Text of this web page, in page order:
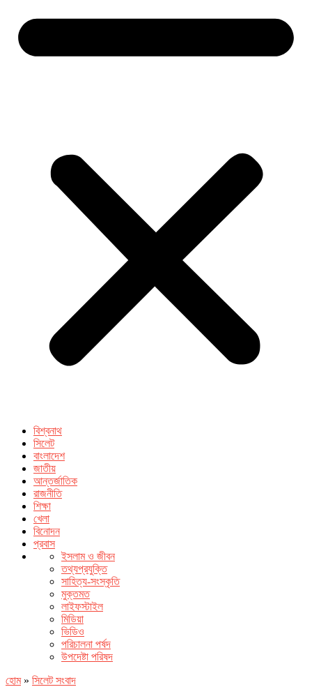
বিশ্বনাথ
সিলেট
বাংলাদেশ
জাতীয়
আন্তর্জাতিক
রাজনীতি
শিক্ষা
খেলা
বিনোদন
প্রবাস
ইসলাম ও জীবন
তথ্যপ্রযুক্তি
সাহিত্য-সংস্কৃতি
মুক্তমত
লাইফস্টাইল
মিডিয়া
ভিডিও
পরিচালনা পর্ষদ
উপদেষ্টা পরিষদ
হোম» সিলেট সংবাদ